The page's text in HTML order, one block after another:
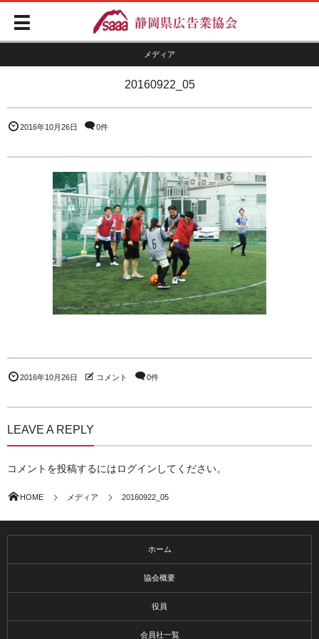
メディア
20160922_05
2016年10月26日 0件
2016年10月26日 コメント 0件
LEAVE A REPLY
コメントを投稿するにはログイン してください。
HOME メディア 20160922_05
ホーム
協会概要
役員
会員社一覧